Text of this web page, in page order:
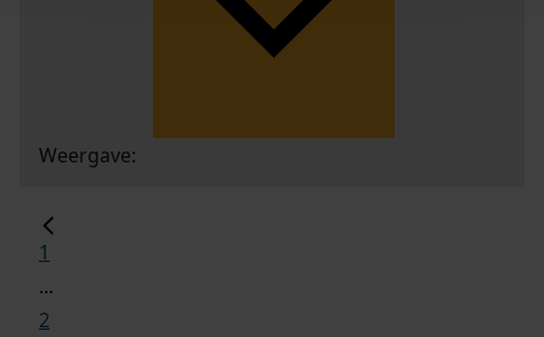
Weergave:
1
...
2